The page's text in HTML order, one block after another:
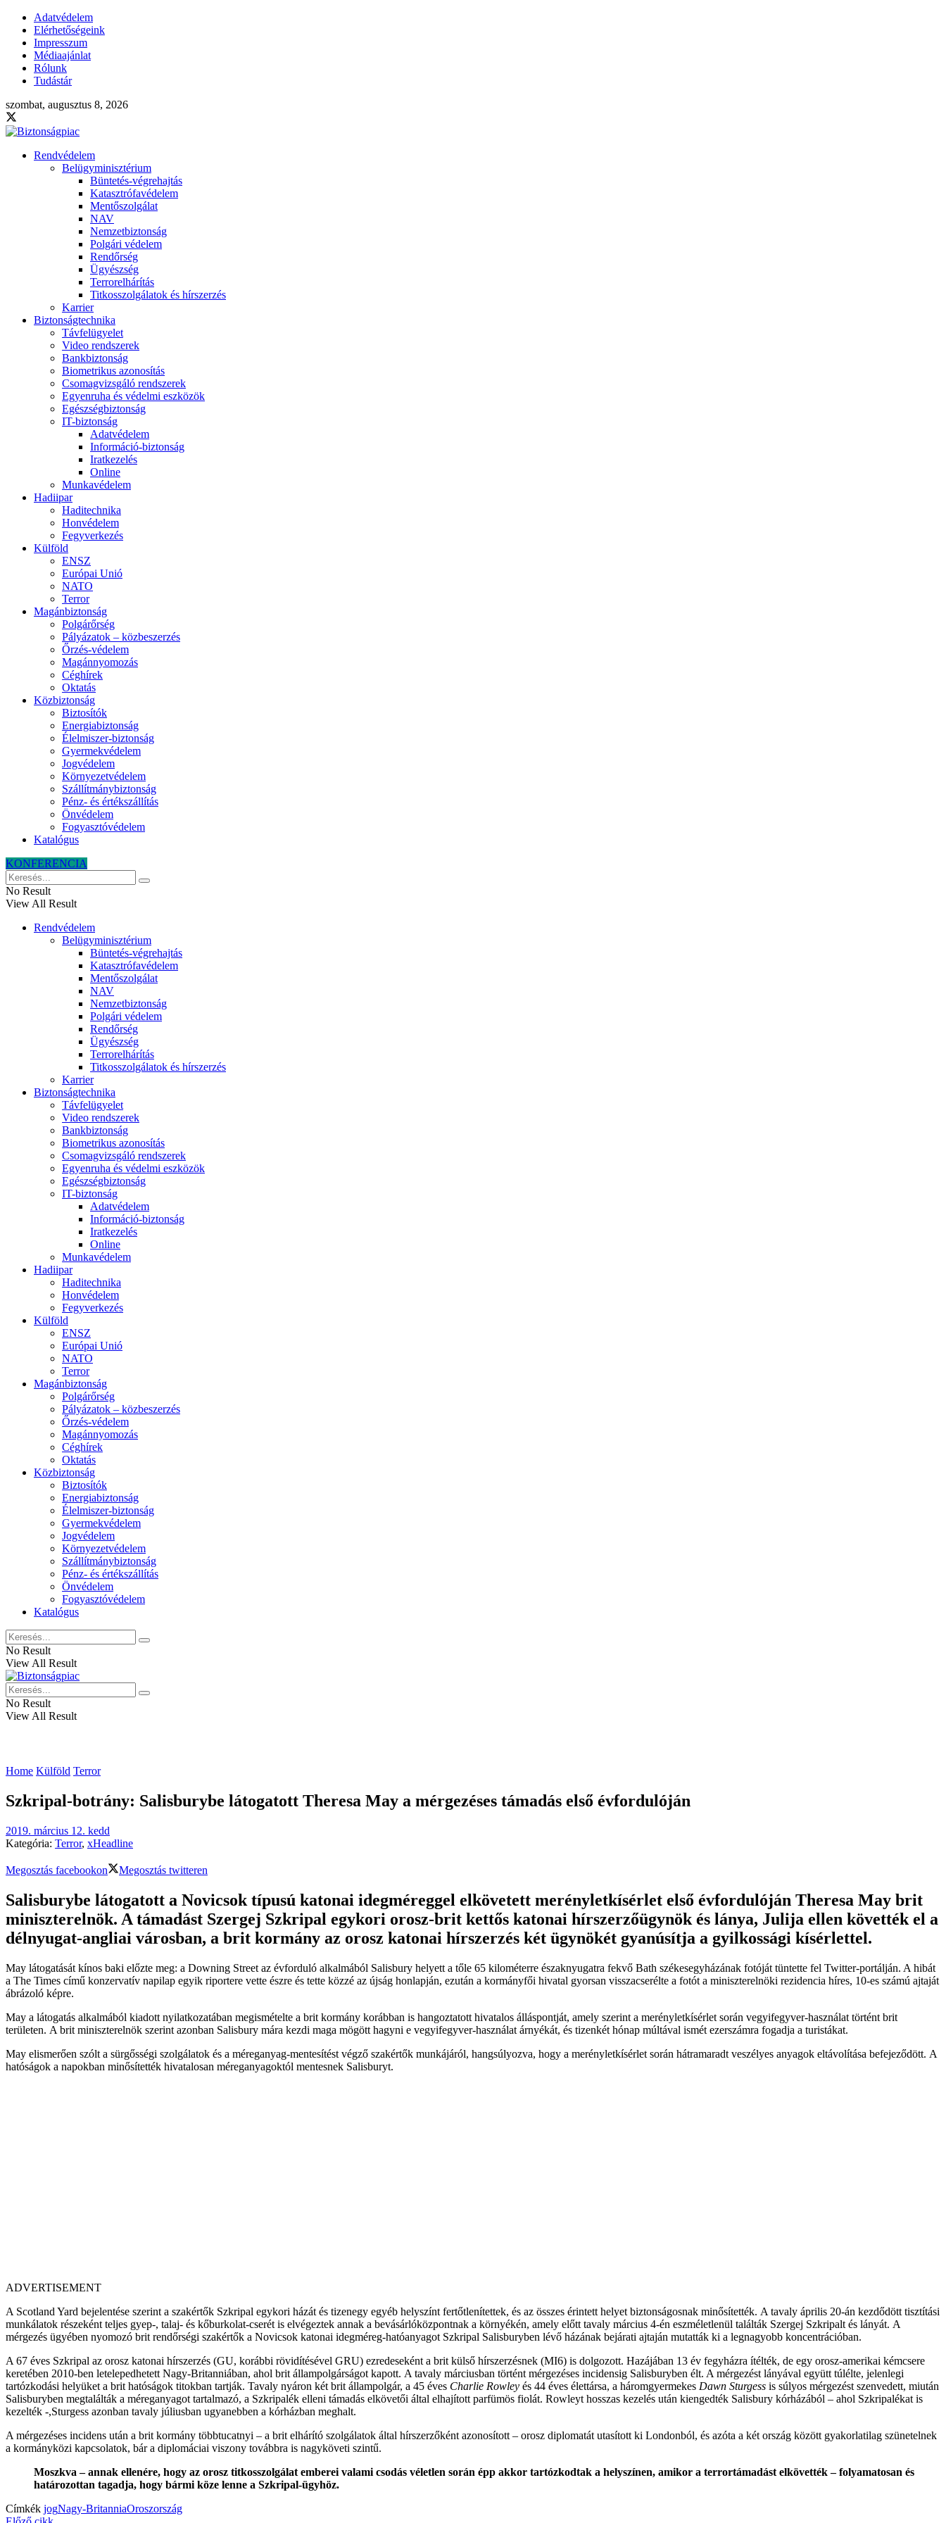
Adatvédelem
Elérhetőségeink
Impresszum
Médiaajánlat
Rólunk
Tudástár
szombat, augusztus 8, 2026
Rendvédelem
Belügyminisztérium
Büntetés-végrehajtás
Katasztrófavédelem
Mentőszolgálat
NAV
Nemzetbiztonság
Polgári védelem
Rendőrség
Ügyészség
Terrorelhárítás
Titkosszolgálatok és hírszerzés
Karrier
Biztonságtechnika
Távfelügyelet
Video rendszerek
Bankbiztonság
Biometrikus azonosítás
Csomagvizsgáló rendszerek
Egyenruha és védelmi eszközök
Egészségbiztonság
IT-biztonság
Adatvédelem
Információ-biztonság
Iratkezelés
Online
Munkavédelem
Hadiipar
Haditechnika
Honvédelem
Fegyverkezés
Külföld
ENSZ
Európai Unió
NATO
Terror
Magánbiztonság
Polgárőrség
Pályázatok – közbeszerzés
Őrzés-védelem
Magánnyomozás
Céghírek
Oktatás
Közbiztonság
Biztosítók
Energiabiztonság
Élelmiszer-biztonság
Gyermekvédelem
Jogvédelem
Környezetvédelem
Szállítmánybiztonság
Pénz- és értékszállítás
Önvédelem
Fogyasztóvédelem
Katalógus
KONFERENCIA
No Result
View All Result
Rendvédelem
Belügyminisztérium
Büntetés-végrehajtás
Katasztrófavédelem
Mentőszolgálat
NAV
Nemzetbiztonság
Polgári védelem
Rendőrség
Ügyészség
Terrorelhárítás
Titkosszolgálatok és hírszerzés
Karrier
Biztonságtechnika
Távfelügyelet
Video rendszerek
Bankbiztonság
Biometrikus azonosítás
Csomagvizsgáló rendszerek
Egyenruha és védelmi eszközök
Egészségbiztonság
IT-biztonság
Adatvédelem
Információ-biztonság
Iratkezelés
Online
Munkavédelem
Hadiipar
Haditechnika
Honvédelem
Fegyverkezés
Külföld
ENSZ
Európai Unió
NATO
Terror
Magánbiztonság
Polgárőrség
Pályázatok – közbeszerzés
Őrzés-védelem
Magánnyomozás
Céghírek
Oktatás
Közbiztonság
Biztosítók
Energiabiztonság
Élelmiszer-biztonság
Gyermekvédelem
Jogvédelem
Környezetvédelem
Szállítmánybiztonság
Pénz- és értékszállítás
Önvédelem
Fogyasztóvédelem
Katalógus
No Result
View All Result
No Result
View All Result
Home Külföld Terror
Szkripal-botrány: Salisburybe látogatott Theresa May a mérgezéses támadás első évfordulóján
2019. március 12. kedd
Kategória: Terror, xHeadline
Megosztás facebookon Megosztás twitteren
Salisburybe látogatott a Novicsok típusú katonai idegméreggel elkövetett merényletkísérlet első évfordulóján Theresa May brit
miniszterelnök. A támadást Szergej Szkripal egykori orosz-brit kettős katonai hírszerzőügynök és lánya, Julija ellen követték el a
délnyugat-angliai városban, a brit kormány az orosz katonai hírszerzés két ügynökét gyanúsítja a gyilkossági kísérlettel.
May látogatását kínos baki előzte meg: a Downing Street az évforduló alkalmából Salisbury helyett a tőle 65 kilométerre északnyugatra fekvő Bath székesegyházának fotóját tüntette fel Twitter-portálján. A hibát
a The Times című konzervatív napilap egyik riportere vette észre és tette közzé az újság honlapján, ezután a kormányfői hivatal gyorsan visszacserélte a fotót a miniszterelnöki rezidencia híres, 10-es számú ajtaját
ábrázoló képre.
May a látogatás alkalmából kiadott nyilatkozatában megismételte a brit kormány korábban is hangoztatott hivatalos álláspontját, amely szerint a merényletkísérlet során vegyifegyver-használat történt brit
területen. A brit miniszterelnök szerint azonban Salisbury mára kezdi maga mögött hagyni e vegyifegyver-használat árnyékát, és tizenkét hónap múltával ismét ezerszámra fogadja a turistákat.
May elismerően szólt a sürgősségi szolgálatok és a méreganyag-mentesítést végző szakértők munkájáról, hangsúlyozva, hogy a merényletkísérlet során hátramaradt veszélyes anyagok eltávolítása befejeződött. A
hatóságok a napokban minősítették hivatalosan méreganyagoktól mentesnek Salisburyt.
ADVERTISEMENT
A Scotland Yard bejelentése szerint a szakértők Szkripal egykori házát és tizenegy egyéb helyszínt fertőtlenítettek, és az összes érintett helyet biztonságosnak minősítették. A tavaly április 20-án kezdődött tisztítási
munkálatok részeként teljes gyep-, talaj- és kőburkolat-cserét is elvégeztek annak a bevásárlóközpontnak a környékén, amely előtt tavaly március 4-én eszméletlenül találták Szergej Szkripalt és lányát. A
mérgezés ügyében nyomozó brit rendőrségi szakértők a Novicsok katonai idegméreg-hatóanyagot Szkripal Salisburyben lévő házának bejárati ajtaján mutatták ki a legnagyobb koncentrációban.
A 67 éves Szkripal az orosz katonai hírszerzés (GU, korábbi rövidítésével GRU) ezredeseként a brit külső hírszerzésnek (MI6) is dolgozott. Hazájában 13 év fegyházra ítélték, de egy orosz-amerikai kémcsere
keretében 2010-ben letelepedhetett Nagy-Britanniában, ahol brit állampolgárságot kapott. A tavaly márciusban történt mérgezéses incidensig Salisburyben élt. A mérgezést lányával együtt túlélte, jelenlegi
tartózkodási helyüket a brit hatóságok titokban tartják. Tavaly nyáron két brit állampolgár, a 45 éves Charlie Rowley és 44 éves élettársa, a háromgyermekes Dawn Sturgess is súlyos mérgezést szenvedett, miután
Salisburyben megtalálták a méreganyagot tartalmazó, a Szkripalék elleni támadás elkövetői által elhajított parfümös fiolát. Rowleyt hosszas kezelés után kiengedték Salisbury kórházából – ahol Szkripalékat is
kezelték -,Sturgess azonban tavaly júliusban ugyanebben a kórházban meghalt.
A mérgezéses incidens után a brit kormány többtucatnyi – a brit elhárító szolgálatok által hírszerzőként azonosított – orosz diplomatát utasított ki Londonból, és azóta a két ország között gyakorlatilag szünetelnek
a kormányközi kapcsolatok, bár a diplomáciai viszony továbbra is nagyköveti szintű.
Moszkva – annak ellenére, hogy az orosz titkosszolgálat emberei valami csodás véletlen során épp akkor tartózkodtak a helyszínen, amikor a terrortámadást elkövették – folyamatosan és
határozottan tagadja, hogy bármi köze lenne a Szkripal-ügyhöz.
Címkék jogNagy-BritanniaOroszország